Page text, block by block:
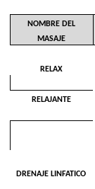
NOMBRE DEL
MASAJE
RELAX
RELAJANTE
DRENAJE LINFATICO